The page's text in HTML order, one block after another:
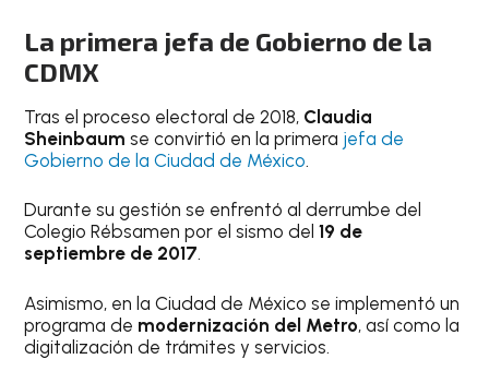
La primera jefa de Gobierno de la
CDMX
Tras el proceso electoral de 2018, Claudia
Sheinbaum se convirtió en la primera jefa de
Gobierno de la Ciudad de México.
Durante su gestión se enfrentó al derrumbe del
Colegio Rébsamen por el sismo del19 de
septiembre de 2017.
Asimismo, en la Ciudad de México se implementó un
programa de modernización del Metro, así como la
digitalización de trámites y servicios.